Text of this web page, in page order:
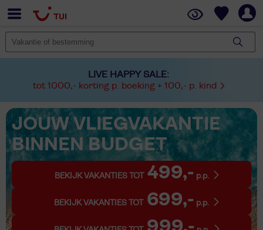
LIVE HAPPY SALE:
tot 1000,- korting p. boeking + 100,- p. kind
JOUW VLIEGVAKANTIE
BINNEN BUDGET
BEKIJK VAKANTIES TOT 499,- p.p.
BEKIJK VAKANTIES TOT 699,- p.p.